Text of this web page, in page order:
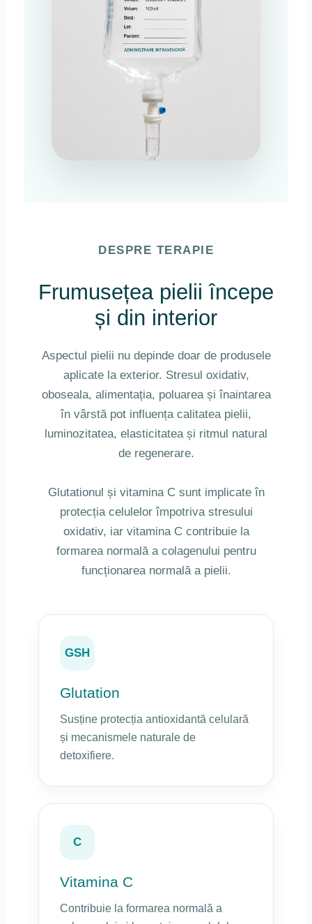
DESPRE TERAPIE
Frumusețea pielii începe
și din interior
Aspectul pielii nu depinde doar de produsele
aplicate la exterior. Stresul oxidativ,
oboseala, alimentația, poluarea și înaintarea
în vârstă pot influența calitatea pielii,
luminozitatea, elasticitatea și ritmul natural
de regenerare.
Glutationul și vitamina C sunt implicate în
protecția celulelor împotriva stresului
oxidativ, iar vitamina C contribuie la
formarea normală a colagenului pentru
funcționarea normală a pielii.
GSH
Glutation
Susține protecția antioxidantă celulară
și mecanismele naturale de
detoxifiere.
C
Vitamina C
Contribuie la formarea normală a